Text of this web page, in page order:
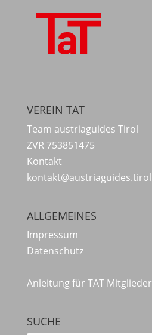
VEREIN TAT
Team austriaguides Tirol
ZVR 753851475
Kontakt
kontakt@austriaguides.tirol
ALLGEMEINES
Impressum
Datenschutz
Anleitung für TAT Mitglieder
SUCHE